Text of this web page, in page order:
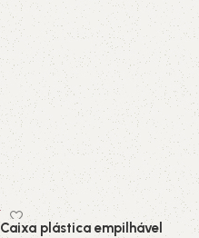
Caixa plástica empilhável